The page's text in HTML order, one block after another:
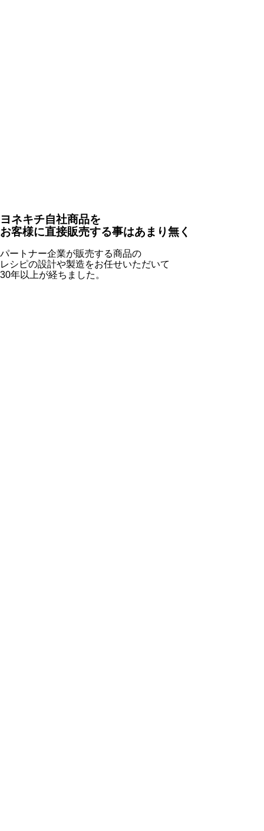
ヨネキチ自社商品を
お客様に直接販売する事はあまり無く
パートナー企業が販売する商品の
レシピの設計や製造をお任せいただいて
30年以上が経ちました。